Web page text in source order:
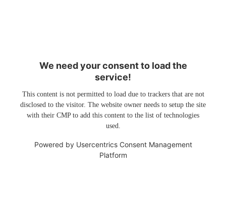
We need your consent to load the
service!
This content is not permitted to load due to trackers that are not
disclosed to the visitor. The website owner needs to setup the site
with their CMP to add this content to the list of technologies
used.
Powered by Usercentrics Consent Management
Platform